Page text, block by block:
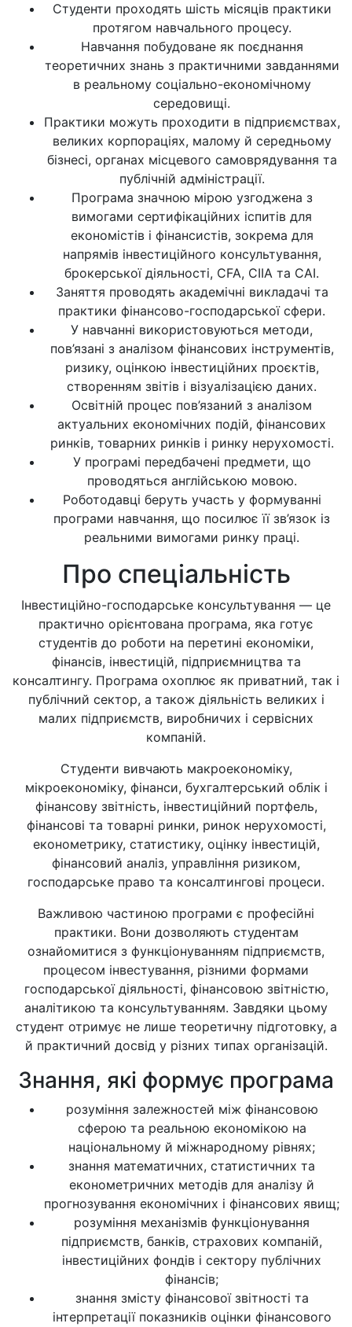
Студенти проходять шість місяців практики
протягом навчального процесу.
Навчання побудоване як поєднання
теоретичних знань з практичними завданнями
в реальному соціально-економічному
середовищі.
Практики можуть проходити в підприємствах,
великих корпораціях, малому й середньому
бізнесі, органах місцевого самоврядування та
публічній адміністрації.
Програма значною мірою узгоджена з
вимогами сертифікаційних іспитів для
економістів і фінансистів, зокрема для
напрямів інвестиційного консультування,
брокерської діяльності, CFA, CIIA та CAI.
Заняття проводять академічні викладачі та
практики фінансово-господарської сфери.
У навчанні використовуються методи,
пов’язані з аналізом фінансових інструментів,
ризику, оцінкою інвестиційних проєктів,
створенням звітів і візуалізацією даних.
Освітній процес пов’язаний з аналізом
актуальних економічних подій, фінансових
ринків, товарних ринків і ринку нерухомості.
У програмі передбачені предмети, що
проводяться англійською мовою.
Роботодавці беруть участь у формуванні
програми навчання, що посилює її зв’язок із
реальними вимогами ринку праці.
Про спеціальність
Інвестиційно-господарське консультування — це
практично орієнтована програма, яка готує
студентів до роботи на перетині економіки,
фінансів, інвестицій, підприємництва та
консалтингу. Програма охоплює як приватний, так і
публічний сектор, а також діяльність великих і
малих підприємств, виробничих і сервісних
компаній.
Студенти вивчають макроекономіку,
мікроекономіку, фінанси, бухгалтерський облік і
фінансову звітність, інвестиційний портфель,
фінансові та товарні ринки, ринок нерухомості,
економетрику, статистику, оцінку інвестицій,
фінансовий аналіз, управління ризиком,
господарське право та консалтингові процеси.
Важливою частиною програми є професійні
практики. Вони дозволяють студентам
ознайомитися з функціонуванням підприємств,
процесом інвестування, різними формами
господарської діяльності, фінансовою звітністю,
аналітикою та консультуванням. Завдяки цьому
студент отримує не лише теоретичну підготовку, а
й практичний досвід у різних типах організацій.
Знання, які формує програма
розуміння залежностей між фінансовою
сферою та реальною економікою на
національному й міжнародному рівнях;
знання математичних, статистичних та
економетричних методів для аналізу й
прогнозування економічних і фінансових явищ;
розуміння механізмів функціонування
підприємств, банків, страхових компаній,
інвестиційних фондів і сектору публічних
фінансів;
знання змісту фінансової звітності та
інтерпретації показників оцінки фінансового